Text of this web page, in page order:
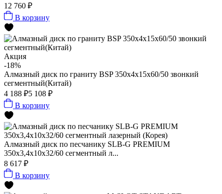
12 760 ₽
В корзину
Акция
-18%
Алмазный диск по граниту BSP 350x4x15x60/50 звонкий
сегментный(Китай)
4 188 ₽5 108 ₽
В корзину
Алмазный диск по песчанику SLB-G PREMIUM
350х3,4х10х32/60 сегментный л...
8 617 ₽
В корзину